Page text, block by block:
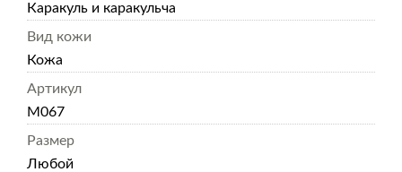
Каракуль и каракульча
Вид кожи
Кожа
Артикул
M067
Размер
Любой